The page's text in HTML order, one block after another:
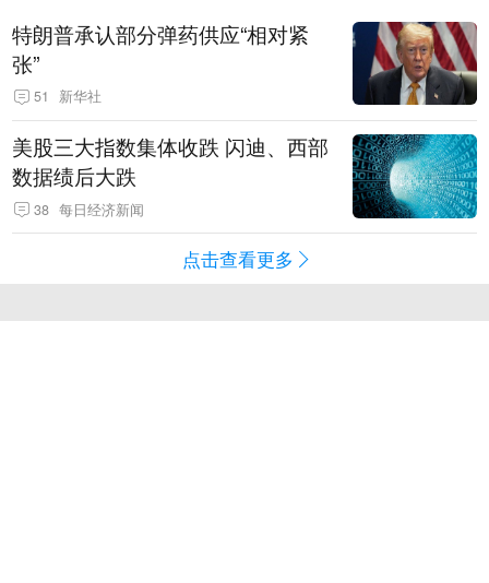
特朗普承认部分弹药供应“相对紧
张”
51 新华社
美股三大指数集体收跌 闪迪、西部
数据绩后大跌
38 每日经济新闻
点击查看更多